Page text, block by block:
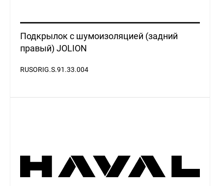
Подкрылок с шумоизоляцией (задний
правый) JOLION
RUSORIG.S.91.33.004